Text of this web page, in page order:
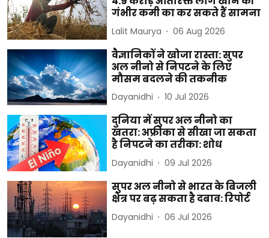
गंभीर कमी का कर सकते हैं सामना
Lalit Maurya 06 Aug 2026
वैज्ञानिकों ने खोजा रास्ता: सुपर
अल नीनो से निपटने के लिए
मौसम बदलने की तकनीक
Dayanidhi 10 Jul 2026
दुनिया में सुपर अल नीनो का
खतरा: अफ्रीका से सीखा जा सकता
है निपटने का तरीका: शोध
Dayanidhi 09 Jul 2026
सुपर अल नीनो से भारत के बिजली
क्षेत्र पर बढ़ सकता है दबाव: रिपोर्ट
Dayanidhi 06 Jul 2026